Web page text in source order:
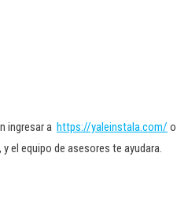
ingresar a https://yaleinstala.com/ o
el equipo de asesores te ayudara.